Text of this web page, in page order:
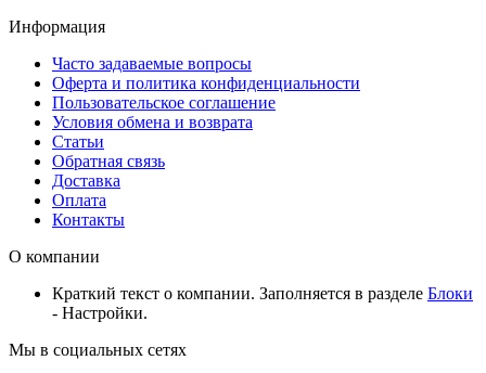
Информация
Часто задаваемые вопросы
Оферта и политика конфиденциальности
Пользовательское соглашение
Условия обмена и возврата
Статьи
Обратная связь
Доставка
Оплата
Контакты
О компании
Краткий текст о компании. Заполняется в разделе Блоки
- Настройки.
Мы в социальных сетях